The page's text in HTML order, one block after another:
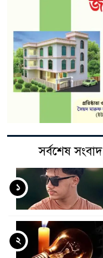
সর্বশেষ সংবাদ
১
২